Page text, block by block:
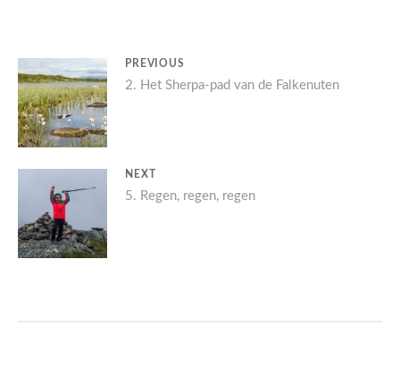
BERICHT
NAVIGATIE
PREVIOUS
Previous
post:
2. Het Sherpa-pad van de Falkenuten
NEXT
Next
post:
5. Regen, regen, regen